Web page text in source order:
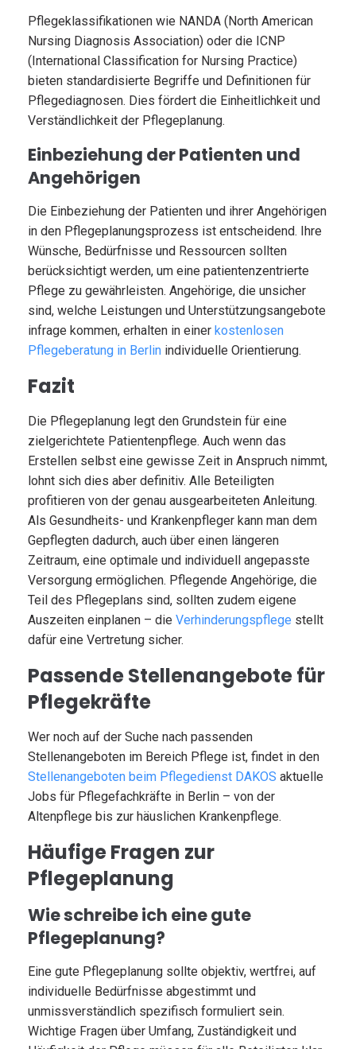
Pflegeklassifikationen wie NANDA (North American
Nursing Diagnosis Association) oder die ICNP
(International Classification for Nursing Practice)
bieten standardisierte Begriffe und Definitionen für
Pflegediagnosen. Dies fördert die Einheitlichkeit und
Verständlichkeit der Pflegeplanung.
Einbeziehung der Patienten und
Angehörigen
Die Einbeziehung der Patienten und ihrer Angehörigen
in den Pflegeplanungsprozess ist entscheidend. Ihre
Wünsche, Bedürfnisse und Ressourcen sollten
berücksichtigt werden, um eine patientenzentrierte
Pflege zu gewährleisten. Angehörige, die unsicher
sind, welche Leistungen und Unterstützungsangebote
infrage kommen, erhalten in einer kostenlosen
Pflegeberatung in Berlin individuelle Orientierung.
Fazit
Die Pflegeplanung legt den Grundstein für eine
zielgerichtete Patientenpflege. Auch wenn das
Erstellen selbst eine gewisse Zeit in Anspruch nimmt,
lohnt sich dies aber definitiv. Alle Beteiligten
profitieren von der genau ausgearbeiteten Anleitung.
Als Gesundheits- und Krankenpfleger kann man dem
Gepflegten dadurch, auch über einen längeren
Zeitraum, eine optimale und individuell angepasste
Versorgung ermöglichen. Pflegende Angehörige, die
Teil des Pflegeplans sind, sollten zudem eigene
Auszeiten einplanen – die Verhinderungspflege stellt
dafür eine Vertretung sicher.
Passende Stellenangebote für
Pflegekräfte
Wer noch auf der Suche nach passenden
Stellenangeboten im Bereich Pflege ist, findet in den
Stellenangeboten beim Pflegedienst DAKOS aktuelle
Jobs für Pflegefachkräfte in Berlin – von der
Altenpflege bis zur häuslichen Krankenpflege.
Häufige Fragen zur
Pflegeplanung
Wie schreibe ich eine gute
Pflegeplanung?
Eine gute Pflegeplanung sollte objektiv, wertfrei, auf
individuelle Bedürfnisse abgestimmt und
unmissverständlich spezifisch formuliert sein.
Wichtige Fragen über Umfang, Zuständigkeit und